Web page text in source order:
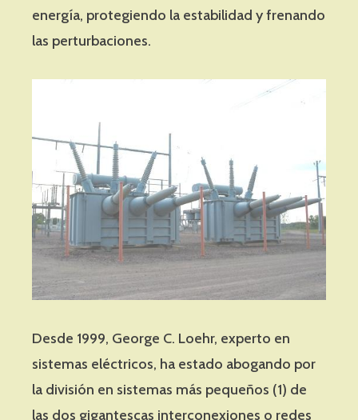
energía, protegiendo la estabilidad y frenando
las perturbaciones.
Desde 1999, George C. Loehr, experto en
sistemas eléctricos, ha estado abogando por
la división en sistemas más pequeños (1) de
las dos gigantescas interconexiones o redes